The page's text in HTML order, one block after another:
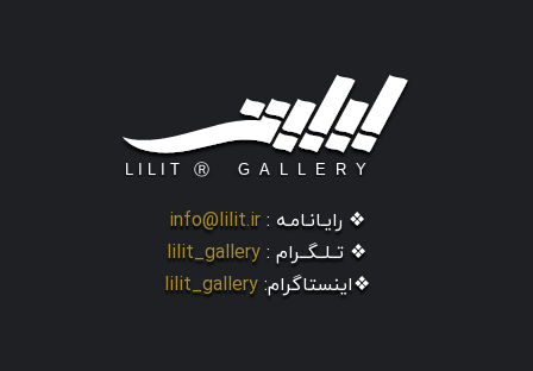
❖ رایـانـامـه : info@lilit.ir
❖ تــلــگــرام : lilit_gallery
❖اینستاگرام: lilit_gallery